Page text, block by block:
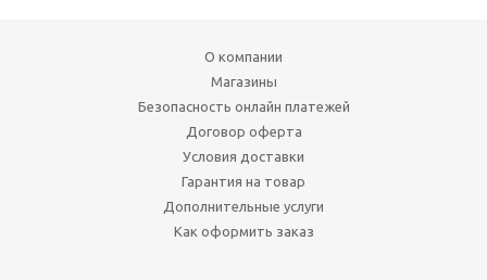
О компании
Магазины
Безопасность онлайн платежей
Договор оферта
Условия доставки
Гарантия на товар
Дополнительные услуги
Как оформить заказ